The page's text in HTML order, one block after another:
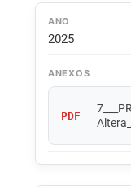
ANO
2025
ANEXOS
PDF